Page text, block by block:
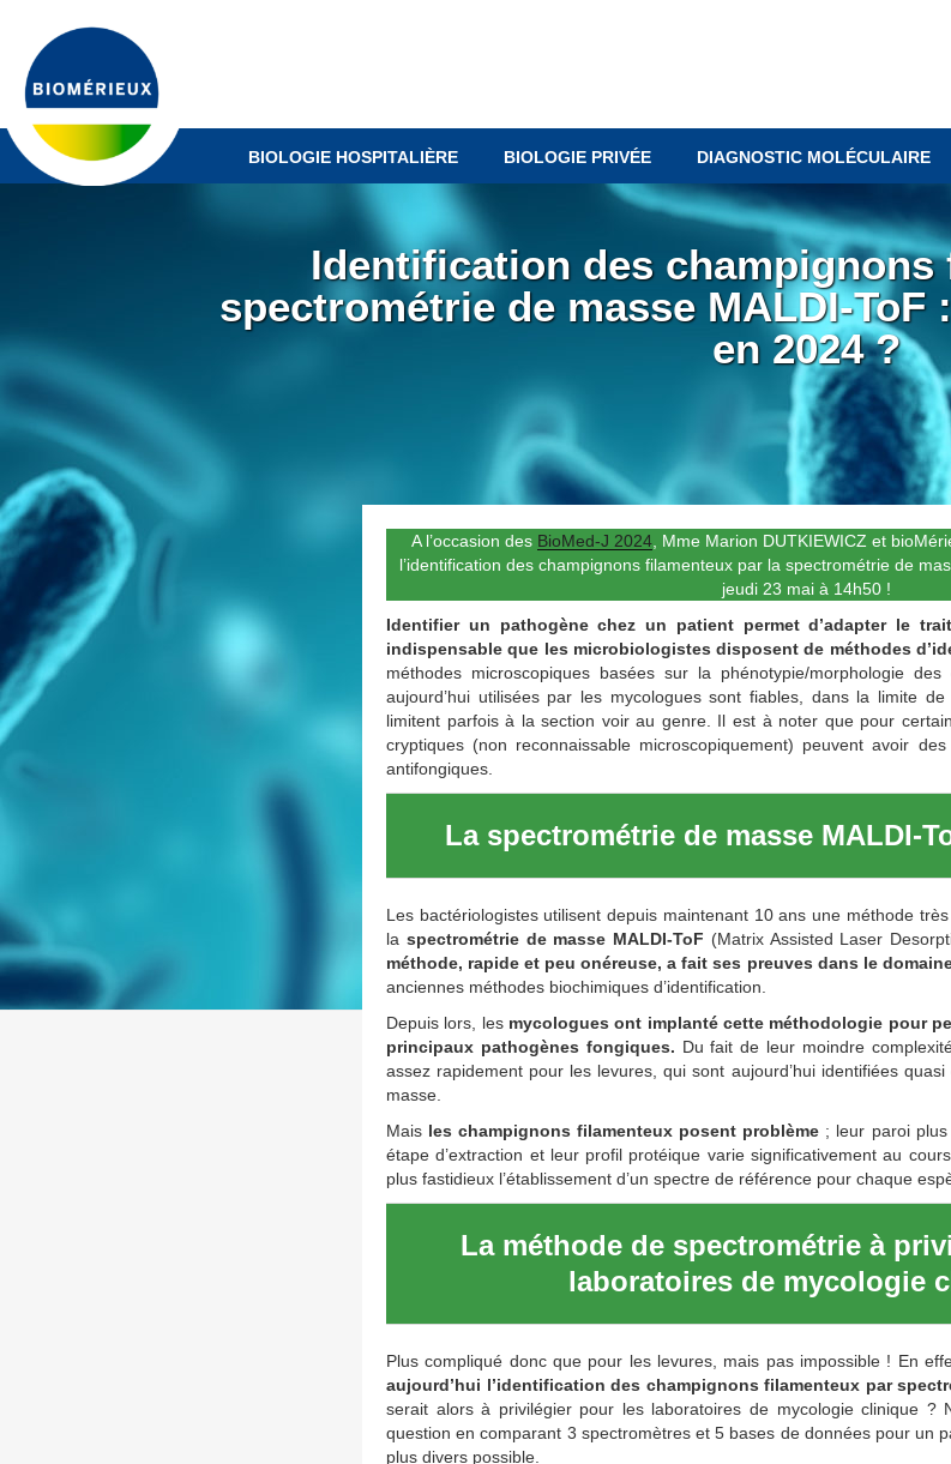
contenu
principal
BIOLOGIE HOSPITALIÈRE BIOLOGIE PRIVÉE DIAGNOSTIC MOLÉCULAIRE
Identification des champignons
spectrométrie de masse MALDI-
en 2024 ?
A l’occasion des BioMed-J 2024 , Mme Marion DUTKIEWICZ et
l’identification des champignons filamenteux par la spectrométrie de
jeudi 23 mai à 14h50 !
Identifier un pathogène chez un patient permet d’adapter le
indispensable que les microbiologistes disposent de méthodes
méthodes microscopiques basées sur la phénotypie/morphologie
aujourd’hui utilisées par les mycologues sont fiables, dans la limite
limitent parfois à la section voir au genre. Il est à noter que pour
cryptiques (non reconnaissable microscopiquement) peuvent avoir
antifongiques.
La spectrométrie de masse MALDI-
Les bactériologistes utilisent depuis maintenant 10 ans une méthode
la spectrométrie de masse MALDI-ToF (Matrix Assisted Laser
méthode, rapide et peu onéreuse, a fait ses preuves dans le
anciennes méthodes biochimiques d’identification.
Depuis lors, les mycologues ont implanté cette méthodologie pour
principaux pathogènes fongiques. Du fait de leur moindre
assez rapidement pour les levures, qui sont aujourd’hui identifiées
masse.
Mais les champignons filamenteux posent problème ; leur paroi
étape d’extraction et leur profil protéique varie significativement au
plus fastidieux l’établissement d’un spectre de référence pour chaque
La méthode de spectrométrie à
laboratoires de mycologie
Plus compliqué donc que pour les levures, mais pas impossible ! En
aujourd’hui l’identification des champignons filamenteux par
serait alors à privilégier pour les laboratoires de mycologie clinique ?
question en comparant 3 spectromètres et 5 bases de données pour un
plus divers possible.